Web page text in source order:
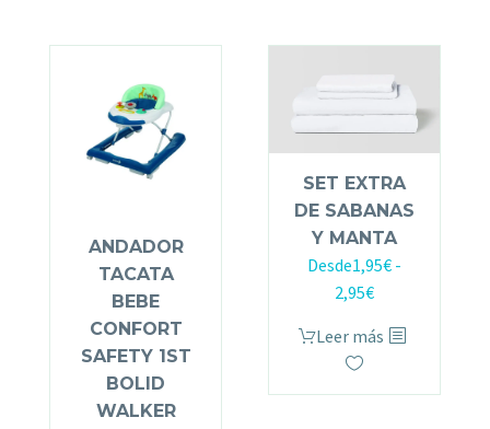
ANDADOR
TACATA
BEBE
CONFORT
SAFETY 1ST
BOLID
WALKER
SET EXTRA
DE SABANAS
Y MANTA
Desde1,95€ -
2,95€
Leer más